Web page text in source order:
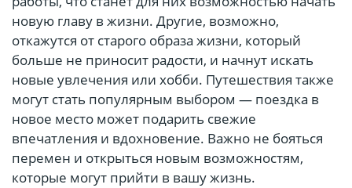
новую главу в жизни. Другие, возможно,
откажутся от старого образа жизни, который
больше не приносит радости, и начнут искать
новые увлечения или хобби. Путешествия также
могут стать популярным выбором — поездка в
новое место может подарить свежие
впечатления и вдохновение. Важно не бояться
перемен и открыться новым возможностям,
которые могут прийти в вашу жизнь.